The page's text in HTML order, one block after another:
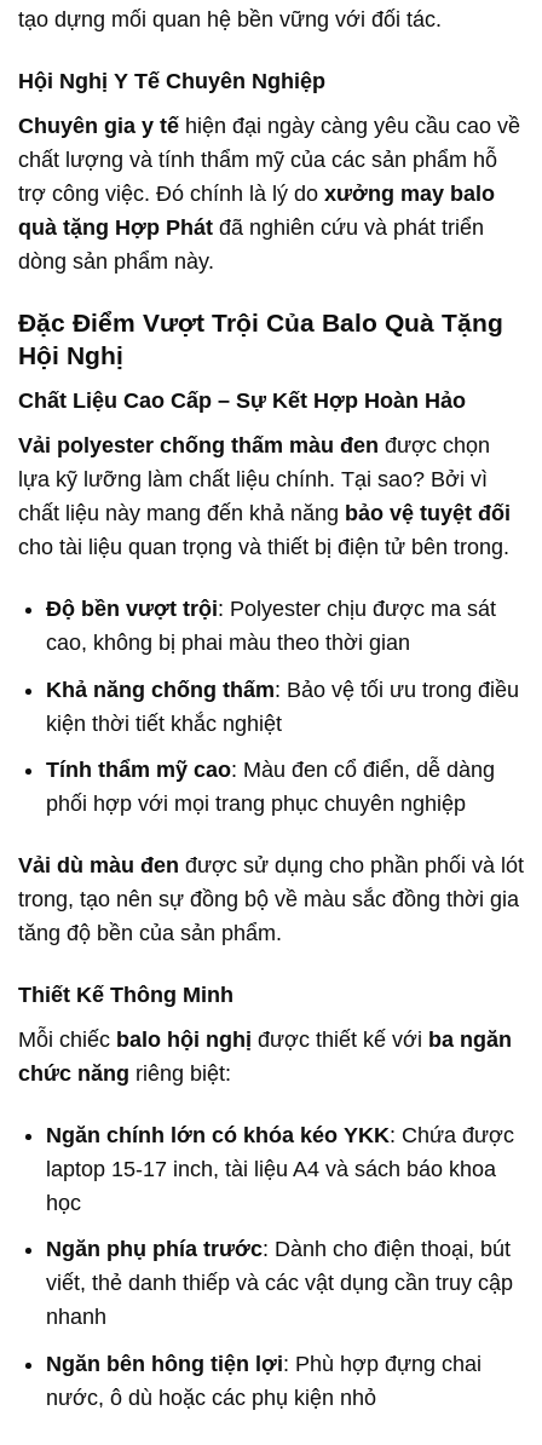
tạo dựng mối quan hệ bền vững với đối tác.
Hội Nghị Y Tế Chuyên Nghiệp
Chuyên gia y tế hiện đại ngày càng yêu cầu cao về
chất lượng và tính thẩm mỹ của các sản phẩm hỗ
trợ công việc. Đó chính là lý do xưởng may balo
quà tặng Hợp Phát đã nghiên cứu và phát triển
dòng sản phẩm này.
Đặc Điểm Vượt Trội Của Balo Quà Tặng
Hội Nghị
Chất Liệu Cao Cấp – Sự Kết Hợp Hoàn Hảo
Vải polyester chống thấm màu đen được chọn
lựa kỹ lưỡng làm chất liệu chính. Tại sao? Bởi vì
chất liệu này mang đến khả năng bảo vệ tuyệt đối
cho tài liệu quan trọng và thiết bị điện tử bên trong.
Độ bền vượt trội: Polyester chịu được ma sát
cao, không bị phai màu theo thời gian
Khả năng chống thấm: Bảo vệ tối ưu trong điều
kiện thời tiết khắc nghiệt
Tính thẩm mỹ cao: Màu đen cổ điển, dễ dàng
phối hợp với mọi trang phục chuyên nghiệp
Vải dù màu đen được sử dụng cho phần phối và lót
trong, tạo nên sự đồng bộ về màu sắc đồng thời gia
tăng độ bền của sản phẩm.
Thiết Kế Thông Minh
Mỗi chiếc balo hội nghị được thiết kế với ba ngăn
chức năng riêng biệt:
Ngăn chính lớn có khóa kéo YKK: Chứa được
laptop 15-17 inch, tài liệu A4 và sách báo khoa
học
Ngăn phụ phía trước: Dành cho điện thoại, bút
viết, thẻ danh thiếp và các vật dụng cần truy cập
nhanh
Ngăn bên hông tiện lợi: Phù hợp đựng chai
nước, ô dù hoặc các phụ kiện nhỏ